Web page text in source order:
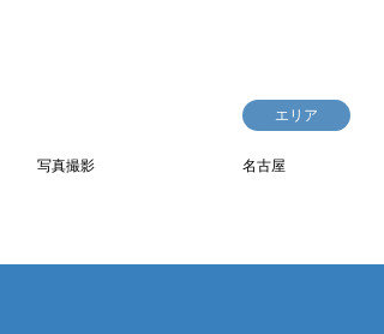
写真撮影
エリア
名古屋